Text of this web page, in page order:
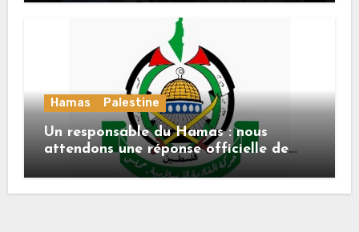
Hamas Palestine
Un responsable du Hamas : nous
attendons une réponse officielle de
Mladenov concernant la feuille de